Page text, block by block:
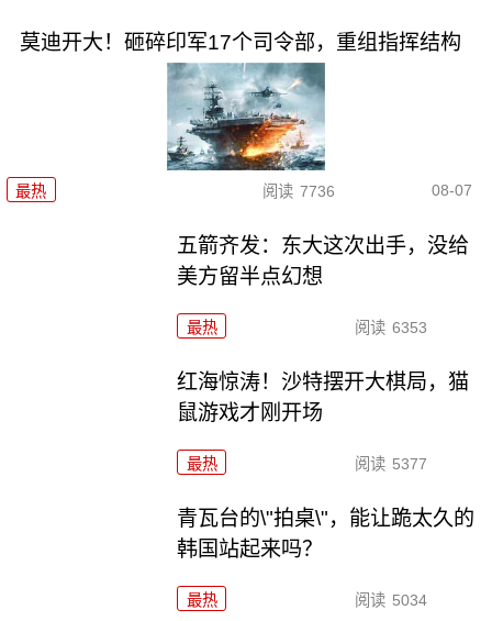
莫迪开大！砸碎印军17个司令部，重组指挥结构
最热 阅读 7736 08-07
五箭齐发：东大这次出手，没给
美方留半点幻想
最热 阅读 6353
红海惊涛！沙特摆开大棋局，猫
鼠游戏才刚开场
最热 阅读 5377
青瓦台的\"拍桌\"，能让跪太久的
韩国站起来吗？
最热 阅读 5034